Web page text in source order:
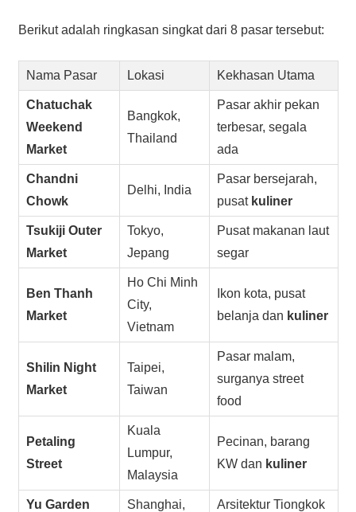
Berikut adalah ringkasan singkat dari 8 pasar tersebut:
Nama Pasar Lokasi Kekhasan Utama
Chatuchak
Weekend
Market
Bangkok,
Thailand
Pasar akhir pekan
terbesar, segala
ada
Chandni
Chowk
Delhi, India
Pasar bersejarah,
pusat kuliner
Tsukiji Outer
Market
Tokyo,
Jepang
Pusat makanan laut
segar
Ben Thanh
Market
Ho Chi Minh
City,
Vietnam
Ikon kota, pusat
belanja dan kuliner
Shilin Night
Market
Taipei,
Taiwan
Pasar malam,
surganya street
food
Petaling
Street
Kuala
Lumpur,
Malaysia
Pecinan, barang
KW dan kuliner
Yu Garden
Shanghai,
Arsitektur Tiongkok